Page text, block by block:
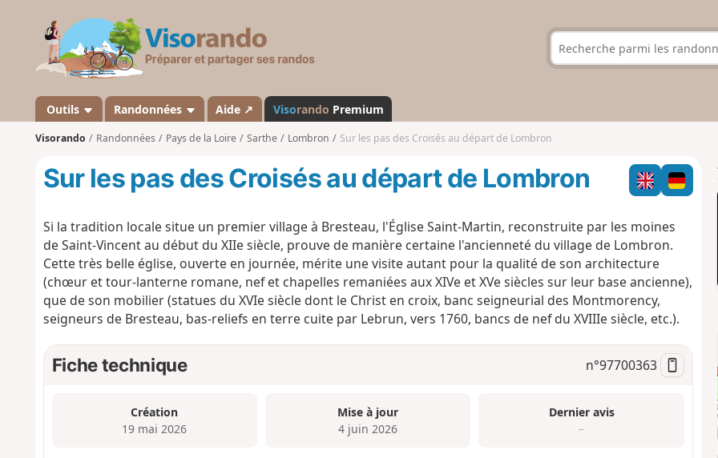
s
a
n
d
Outils Randonnées Aide ↗ Visorando Premium
Visorando Randonnées Pays de la Loire Sarthe Lombron Sur les pas des Croisés au départ de Lombron
Sur les pas des Croisés au départ de Lombron
Si la tradition locale situe un premier village à Bresteau, l'Église Saint-Martin, reconstruite par les moines
de Saint-Vincent au début du XIIe siècle, prouve de manière certaine l'ancienneté du village de Lombron.
Cette très belle église, ouverte en journée, mérite une visite autant pour la qualité de son architecture
(chœur et tour-lanterne romane, nef et chapelles remaniées aux XIVe et XVe siècles sur leur base ancienne),
que de son mobilier (statues du XVIe siècle dont le Christ en croix, banc seigneurial des Montmorency,
seigneurs de Bresteau, bas-reliefs en terre cuite par Lebrun, vers 1760, bancs de nef du XVIIIe siècle, etc.).
Fiche technique n°97700363
Création
19 mai 2026
Mise à jour
4 juin 2026
Dernier avis
–